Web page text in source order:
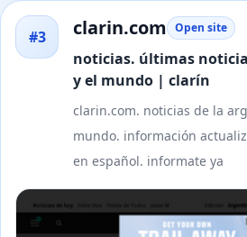
#3 clarin.com Open site
noticias. últimas
y el mundo | clarín
clarin.com. noticias de la
mundo. información
en español. informate ya